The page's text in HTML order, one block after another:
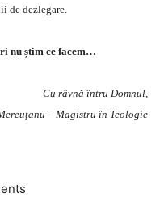
de dezlegare.
nu știm ce facem…
Cu râvnă întru Domnul,
– Magistru în Teologie